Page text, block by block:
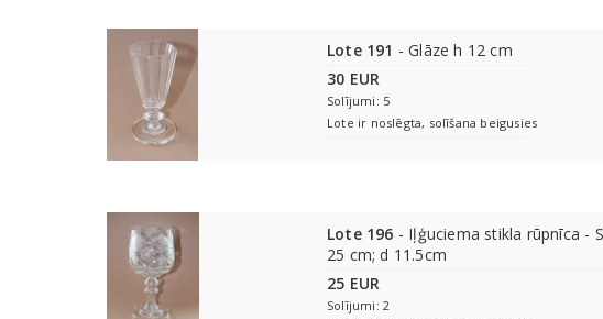
Lote 191 - Glāze h 12 cm
30 EUR
Solījumi: 5
Lote ir noslēgta, solīšana beigusies
Lote 196 - Iļģuciema stikla rūpnīca -
25 cm; d 11.5cm
25 EUR
Solījumi: 2